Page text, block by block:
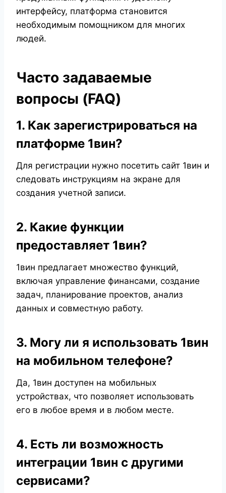
интерфейсу, платформа становится
необходимым помощником для многих
людей.
Часто задаваемые
вопросы (FAQ)
1. Как зарегистрироваться на
платформе 1вин?
Для регистрации нужно посетить сайт 1вин и
следовать инструкциям на экране для
создания учетной записи.
2. Какие функции
предоставляет 1вин?
1вин предлагает множество функций,
включая управление финансами, создание
задач, планирование проектов, анализ
данных и совместную работу.
3. Могу ли я использовать 1вин
на мобильном телефоне?
Да, 1вин доступен на мобильных
устройствах, что позволяет использовать
его в любое время и в любом месте.
4. Есть ли возможность
интеграции 1вин с другими
сервисами?